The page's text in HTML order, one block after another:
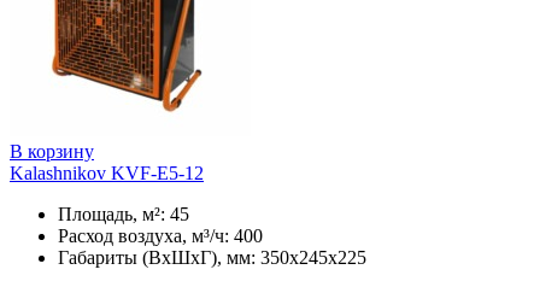
В корзину
Kalashnikov KVF-E5-12
Площадь, м²: 45
Расход воздуха, м³/ч: 400
Габариты (ВхШхГ), мм: 350x245x225